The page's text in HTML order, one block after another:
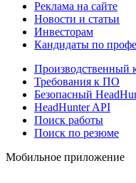
Реклама на сайте
Новости и статьи
Инвесторам
Кандидаты по
Производственный
Требования к ПО
Безопасный
HeadHunter API
Поиск работы
Поиск по резюме
Мобильное приложение